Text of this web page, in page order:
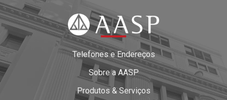
Telefones e Endereços
Sobre a AASP
Produtos & Serviços